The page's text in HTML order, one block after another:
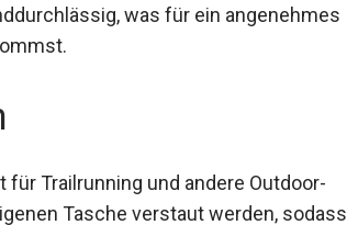
winddurchlässig, was für ein
kommst.
Trailrunning und andere Outdoor-
Tasche verstaut werden, sodass